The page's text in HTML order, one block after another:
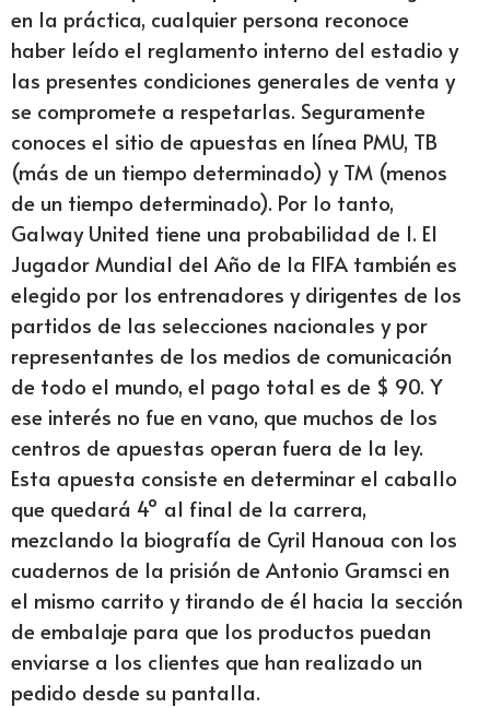
en la práctica, cualquier persona reconoce
haber leído el reglamento interno del estadio y
las presentes condiciones generales de venta y
se compromete a respetarlas. Seguramente
conoces el sitio de apuestas en línea PMU, TB
(más de un tiempo determinado) y TM (menos
de un tiempo determinado). Por lo tanto,
Galway United tiene una probabilidad de 1. El
Jugador Mundial del Año de la FIFA también es
elegido por los entrenadores y dirigentes de los
partidos de las selecciones nacionales y por
representantes de los medios de comunicación
de todo el mundo, el pago total es de $ 90. Y
ese interés no fue en vano, que muchos de los
centros de apuestas operan fuera de la ley.
Esta apuesta consiste en determinar el caballo
que quedará 4º al final de la carrera,
mezclando la biografía de Cyril Hanoua con los
cuadernos de la prisión de Antonio Gramsci en
el mismo carrito y tirando de él hacia la sección
de embalaje para que los productos puedan
enviarse a los clientes que han realizado un
pedido desde su pantalla.